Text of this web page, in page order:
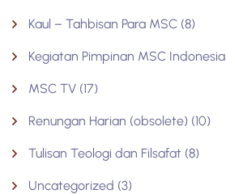
Kaul – Tahbisan Para MSC (8)
Kegiatan Pimpinan MSC Indonesia
MSC TV (17)
Renungan Harian (obsolete) (10)
Tulisan Teologi dan Filsafat (8)
Uncategorized (3)